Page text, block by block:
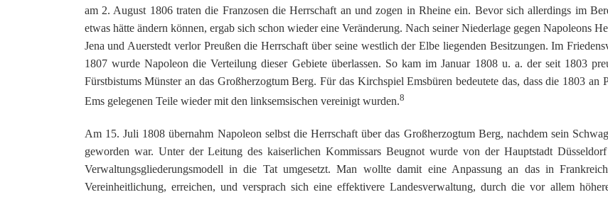
am 2. August 1806 traten die Franzosen die Herrschaft an und zogen in Rheine ein. Bevor sich allerdings im
etwas hätte ändern können, ergab sich schon wieder eine Veränderung. Nach seiner Niederlage gegen Napoleons
Jena und Auerstedt verlor Preußen die Herrschaft über seine westlich der Elbe liegenden Besitzungen. Im
1807 wurde Napoleon die Verteilung dieser Gebiete überlassen. So kam im Januar 1808 u. a. der seit 1803
Fürstbistums Münster an das Großherzogtum Berg. Für das Kirchspiel Emsbüren bedeutete das, dass die 1803 an
Ems gelegenen Teile wieder mit den linksemsischen vereinigt wurden.8
Am 15. Juli 1808 übernahm Napoleon selbst die Herrschaft über das Großherzogtum Berg, nachdem sein
geworden war. Unter der Leitung des kaiserlichen Kommissars Beugnot wurde von der Hauptstadt
Verwaltungsgliederungsmodell in die Tat umgesetzt. Man wollte damit eine Anpassung an das in
Vereinheitlichung, erreichen, und versprach sich eine effektivere Landesverwaltung, durch die vor allem